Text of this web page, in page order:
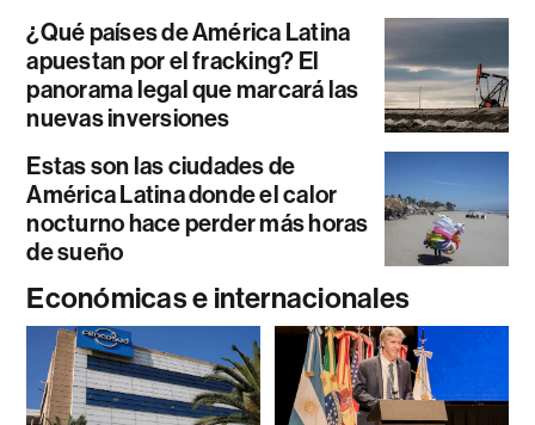
¿Qué países de América Latina
apuestan por el fracking? El
panorama legal que marcará las
nuevas inversiones
Estas son las ciudades de
América Latina donde el calor
nocturno hace perder más horas
de sueño
Económicas e internacionales